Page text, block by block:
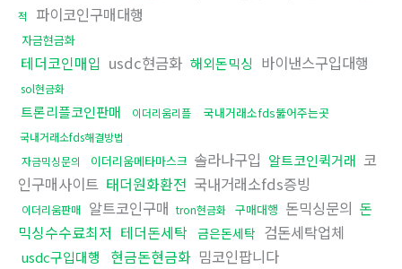
적
파이코인구매대행
자금현금화
테더코인매입 usdc현금화 해외돈믹싱 바이낸스구입대행
sol현금화
트론리플코인판매 이더리움리플 국내거래소fds뚫어주는곳
국내거래소fds해결방법
자금믹싱문의
이더리움메타마스크 솔라나구입 알트코인퀵거래 코
인구매사이트 태더원화환전 국내거래소fds증빙
이더리움판매 알트코인구매 tron현금화 구매대행 돈믹싱문의 돈
믹싱수수료최저 테더돈세탁 금은돈세탁 검돈세탁업체
usdc구입대행 현금돈현금화 밈코인팝니다